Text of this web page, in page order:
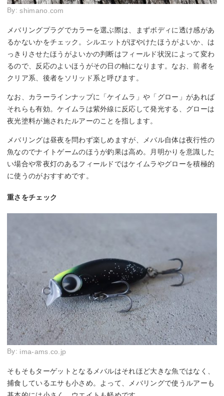
By:shimano.com
メバリングプラグでカラーを選ぶ際は、まずボディに透け感があ
るかないかをチェック。シルエットがぼやけたほうがよいか、は
っきりさせたほうがよいかの判断はフィールド状況によって変わ
るので、反応のよいほうがその日の軸になります。なお、前者を
クリア系、後者をソリッド系と呼びます。
なお、カラーラインナップに「ケイムラ」や「グロー」があれば
それらも有効。ケイムラは紫外線に反応して発光する、グローは
夜光塗料が施されたルアーのことを指します。
メバリングは昼夜を問わず楽しめますが、メバル自体は夜行性の
魚なのでナイトゲームのほうが釣果は高め。月明かりを意識した
い場合や常夜灯のあるフィールドではケイムラやグローを積極的
に使うのがおすすめです。
重さをチェック
By: ima-ams.co.jp
そもそもターゲットとなるメバルはそれほど大きな魚ではなく、
捕食しているエサも小さめ。よって、メバリングで使うルアーも